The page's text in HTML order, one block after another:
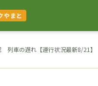
やまと
列車の遅れ【運行状況最新8/21】